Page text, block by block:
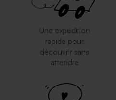
Une expédition
rapide pour
découvrir sans
attendre